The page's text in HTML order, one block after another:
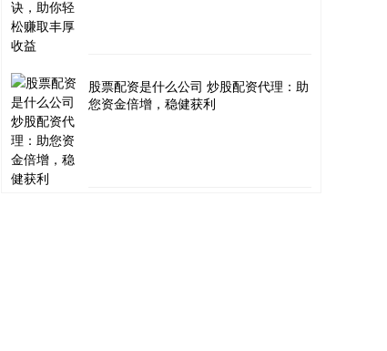
股票配资是什么公司 炒股配资代理：助
您资金倍增，稳健获利